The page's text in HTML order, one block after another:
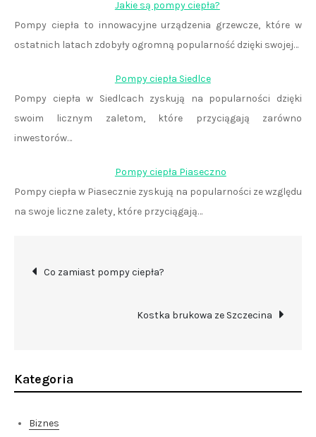
Jakie są pompy ciepła?
Pompy ciepła to innowacyjne urządzenia grzewcze, które w
ostatnich latach zdobyły ogromną popularność dzięki swojej…
Pompy ciepła Siedlce
Pompy ciepła w Siedlcach zyskują na popularności dzięki
swoim licznym zaletom, które przyciągają zarówno
inwestorów…
Pompy ciepła Piaseczno
Pompy ciepła w Piasecznie zyskują na popularności ze względu
na swoje liczne zalety, które przyciągają…
Nawigacja
Co zamiast pompy ciepła?
Kostka brukowa ze Szczecina
Kategoria
Biznes